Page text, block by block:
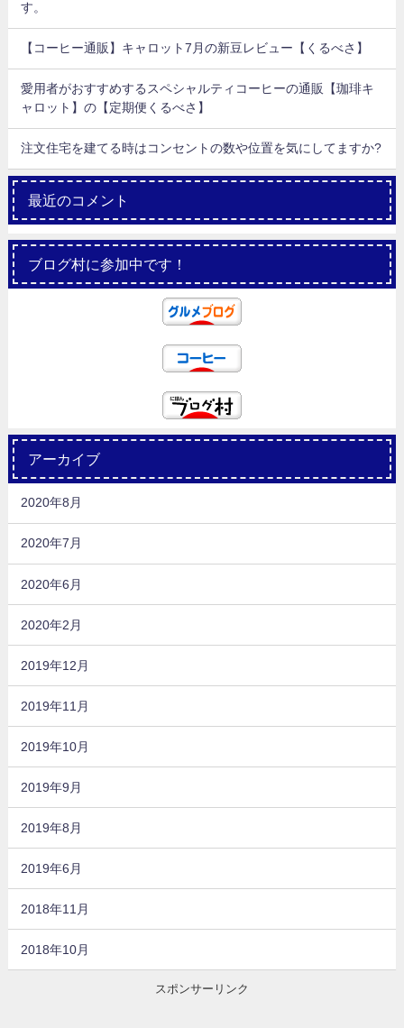
す。
【コーヒー通販】キャロット7月の新豆レビュー【くるべさ】
愛用者がおすすめするスペシャルティコーヒーの通販【珈琲キ
ャロット】の【定期便くるべさ】
注文住宅を建てる時はコンセントの数や位置を気にしてますか?
最近のコメント
ブログ村に参加中です！
アーカイブ
2020年8月
2020年7月
2020年6月
2020年2月
2019年12月
2019年11月
2019年10月
2019年9月
2019年8月
2019年6月
2018年11月
2018年10月
スポンサーリンク